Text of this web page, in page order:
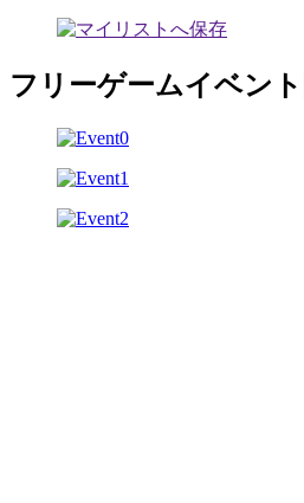
フリーゲームイベント